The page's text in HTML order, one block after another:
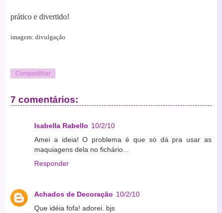
prático e divertido!
imagem: divulgação
Compartilhar
7 comentários:
Isabella Rabello 10/2/10
Amei a ideia! O problema é que só dá pra usar as
maquiagens dela no fichário...
Responder
Achados de Decoração 10/2/10
Que idéia fofa! adorei. bjs